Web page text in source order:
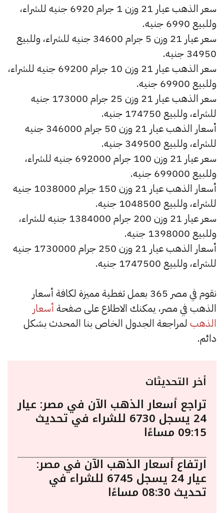
سعر الذهب عيار 21 وزن 1 جرام 6920 جنيه للشراء،
وللبيع 6990 جنيه.
سعر عيار 21 وزن 5 جرام 34600 جنيه للشراء، وللبيع
34950 جنيه.
سعر الذهب عيار 21 وزن 10 جرام 69200 جنيه للشراء،
وللبيع 69900 جنيه.
سعر الذهب عيار 21 وزن 25 جرام 173000 جنيه
للشراء، وللبيع 174750 جنيه.
أسعار الذهب عيار 21 وزن 50 جرام 346000 جنيه
للشراء، وللبيع 349500 جنيه.
سعر عيار 21 وزن 100 جرام 692000 جنيه للشراء،
وللبيع 699000 جنيه.
أسعار الذهب عيار 21 وزن 150 جرام 1038000 جنيه
للشراء، وللبيع 1048500 جنيه.
سعر عيار 21 وزن 200 جرام 1384000 جنيه للشراء،
وللبيع 1398000 جنيه.
أسعار الذهب عيار 21 وزن 250 جرام 1730000 جنيه
للشراء، وللبيع 1747500 جنيه.
نقوم في مصر 365 بعمل تغطية مميزة لكافة أسعار
الذهب في مصر، يمكنك الاطلاع على صفحة أسعار
الذهب لمراجعة الجدول الخاص بنا المحدث بشكل
دائم.
أخر التحديثات
تراجع أسعار الذهب الآن في مصر: عيار
24 يسجل 6730 للشراء في تحديث
09:15 مساءًا
ارتفاع أسعار الذهب الآن في مصر:
عيار 24 يسجل 6745 للشراء في
تحديث 08:30 مساءًا